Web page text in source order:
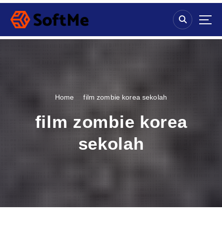
S
p
Home film zombie korea sekolah
film zombie korea
sekolah